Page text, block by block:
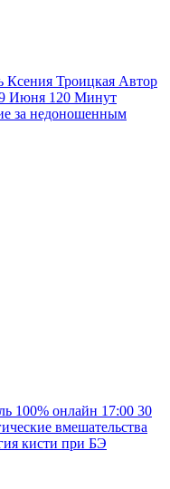
Ксения Троицкая Автор
Июня 120 Минут
за недоношенным
100% онлайн 17:00 30
вмешательства
кисти при БЭ